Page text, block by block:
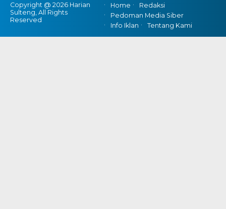
Copyright @ 2026 Harian
Sulteng, All Rights
Reserved
Home
Redaksi
Pedoman Media Siber
Info Iklan
Tentang Kami